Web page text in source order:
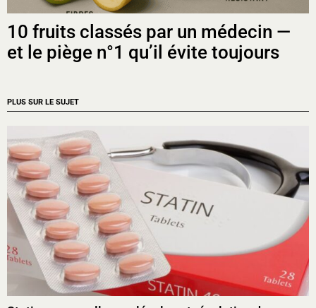
10 fruits classés par un médecin —
et le piège n°1 qu’il évite toujours
PLUS SUR LE SUJET